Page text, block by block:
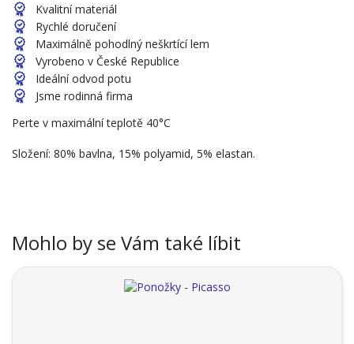
Kvalitní materiál
Rychlé doručení
Maximálně pohodlný neškrtící lem
Vyrobeno v České Republice
Ideální odvod potu
Jsme rodinná firma
Perte v maximální teplotě 40°C
Složení: 80% bavlna, 15% polyamid, 5% elastan.
Mohlo by se Vám také líbit